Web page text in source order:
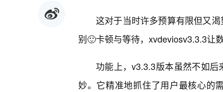
这对于当时许多预算有限但又
别🙂卡顿与等待，xvdeviosv3.3.3让
功能上，v3.3.3版本虽然不如
妙。它精准地抓住了用户最核心的